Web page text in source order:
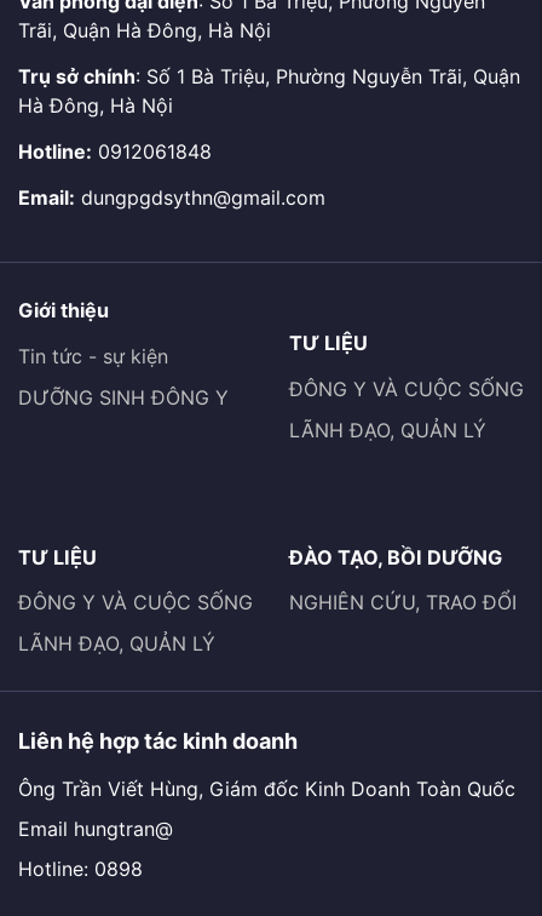
Trãi, Quận Hà Đông, Hà Nội
Trụ sở chính: Số 1 Bà Triệu, Phường Nguyễn Trãi, Quận
Hà Đông, Hà Nội
Hotline: 0912061848
Email: dungpgdsythn@gmail.com
Giới thiệu
Tin tức - sự kiện
DƯỠNG SINH ĐÔNG Y
TƯ LIỆU
ĐÔNG Y VÀ CUỘC SỐNG
LÃNH ĐẠO, QUẢN LÝ
TƯ LIỆU
ĐÔNG Y VÀ CUỘC SỐNG
LÃNH ĐẠO, QUẢN LÝ
ĐÀO TẠO, BỒI DƯỠNG
NGHIÊN CỨU, TRAO ĐỔI
Liên hệ hợp tác kinh doanh
Ông Trần Viết Hùng, Giám đốc Kinh Doanh Toàn Quốc
Email hungtran@
Hotline: 0898